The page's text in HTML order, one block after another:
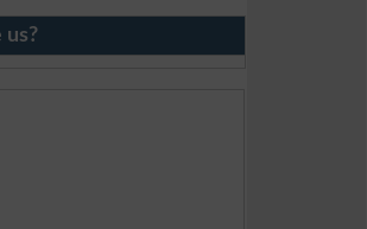
us?